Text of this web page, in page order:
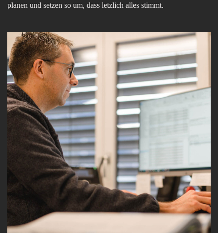
planen und setzen so um, dass letzlich alles stimmt.